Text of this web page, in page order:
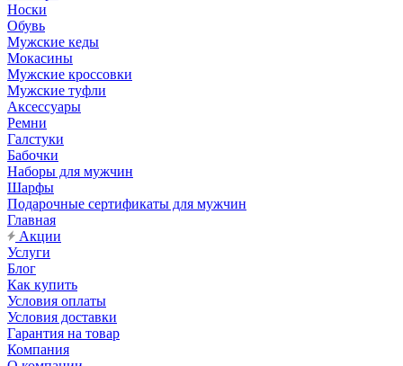
Носки
Обувь
Мужские кеды
Мокасины
Мужские кроссовки
Мужские туфли
Аксессуары
Ремни
Галстуки
Бабочки
Наборы для мужчин
Шарфы
Подарочные сертификаты для мужчин
Главная
Акции
Услуги
Блог
Как купить
Условия оплаты
Условия доставки
Гарантия на товар
Компания